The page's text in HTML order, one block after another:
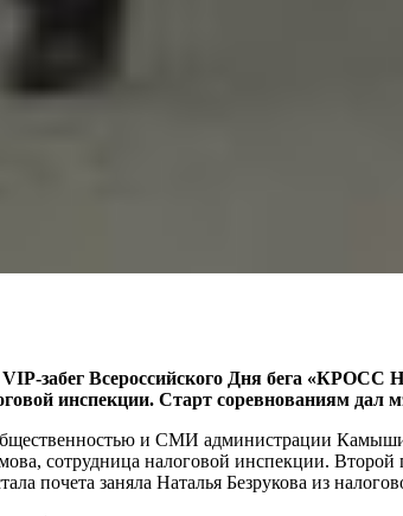
забег Всероссийского Дня бега
инспекции. Старт соревнованиям
и СМИ администрации
сотрудница налоговой инспекции.
почета заняла Наталья Безрукова из